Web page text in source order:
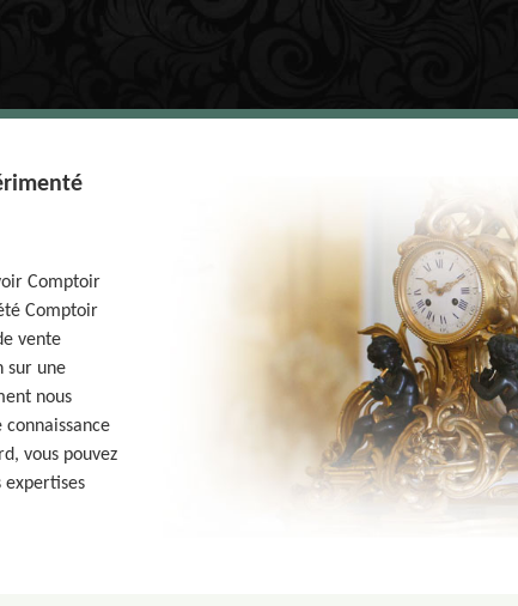
Comptoir
Comptoir
vente
sur une
nous
vous pouvez
expertises